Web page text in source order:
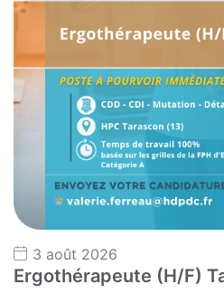
3 août 2026
Ergothérapeute (H/F)